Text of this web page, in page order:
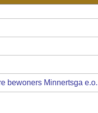
bewoners Minnertsga e.o.